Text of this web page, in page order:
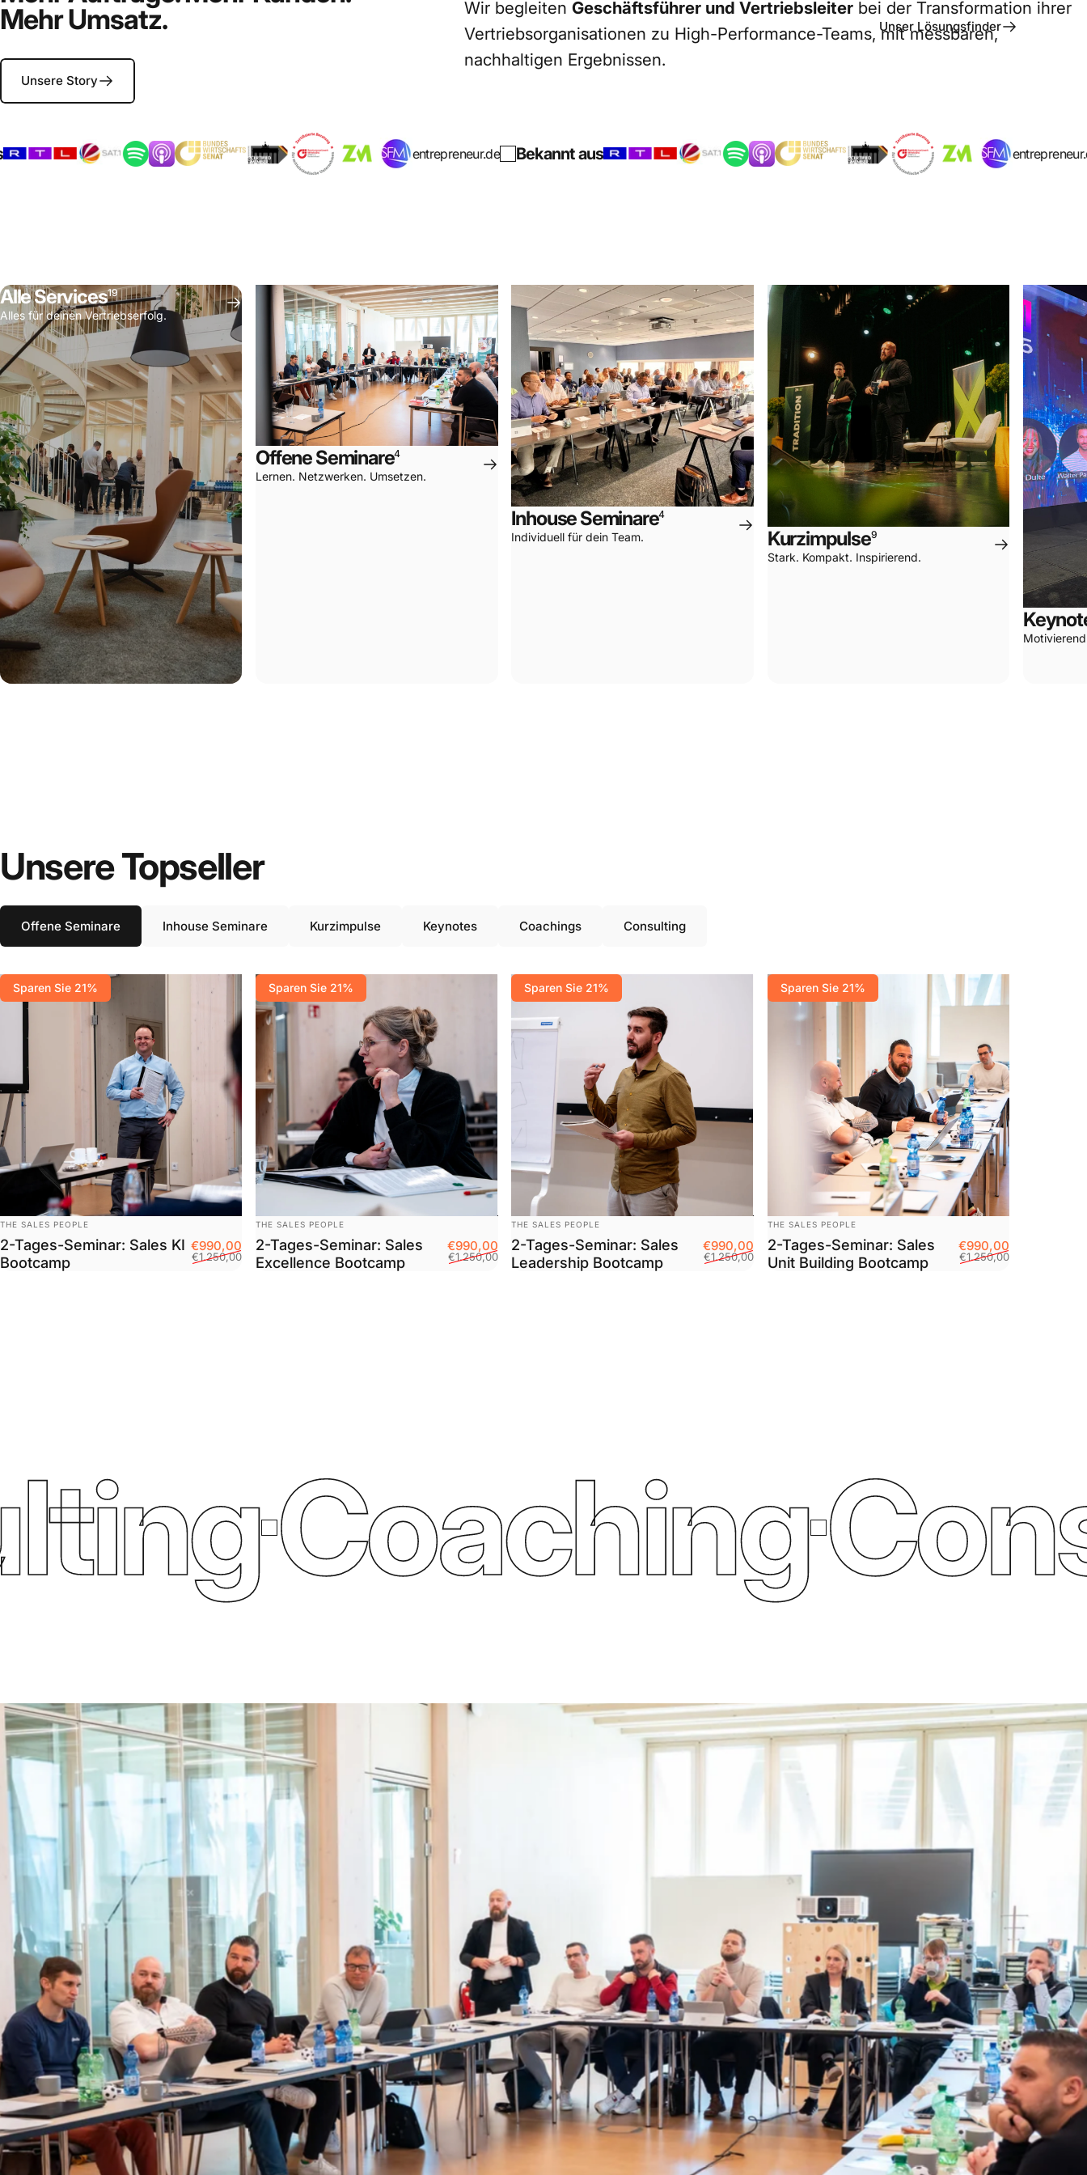
befähigen.
erzielen. Unser Lösungsfinder
Mehr Umsatz.
Unsere Story
Wir begleiten Geschäftsführer und Vertriebsleiterbei der Transformation ihrer
Vertriebsorganisationen zu High-Performance-Teams, mit messbaren,
nachhaltigen Ergebnissen.
entrepreneur.de Bekannt aus entrepreneur.de Bekannt aus
Alle Services19
Alles für deinen Vertriebserfolg.
Offene Seminare4
Lernen. Netzwerken. Umsetzen.
Inhouse Seminare4
Individuell für dein Team. Kurzimpulse9
Stark. Kompakt. Inspirierend.
UnsereTopseller
Offene Seminare Inhouse Seminare Kurzimpulse Keynotes Coachings Consulting
Sparen Sie 21%
Anbieter:
THE SALES PEOPLE
2-Tages-Seminar: Sales KI
Bootcamp
Verkaufspreis
€990,00Normaler Preis
€1.250,00
Sparen Sie 21%
Anbieter:
THE SALES PEOPLE
2-Tages-Seminar: Sales
Excellence Bootcamp
Verkaufspreis
€990,00Normaler Preis
€1.250,00
Sparen Sie 21%
Anbieter:
THE SALES PEOPLE
2-Tages-Seminar: Sales
Leadership Bootcamp
Verkaufspreis
€990,00Normaler Preis
€1.250,00
Sparen Sie 21%
Anbieter:
THE SALES PEOPLE
2-Tages-Seminar: Sales
Unit Building Bootcamp
€990,00Normaler
€1.250,00
Coaching